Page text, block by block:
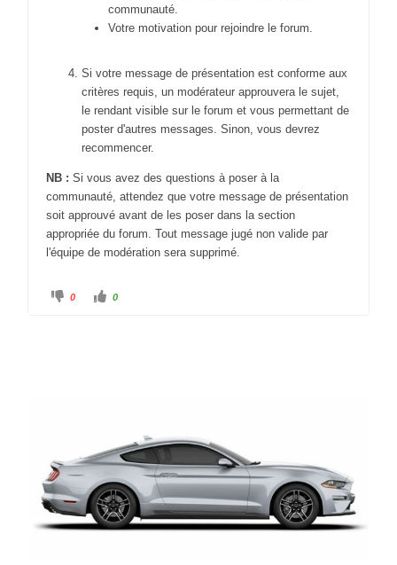
communauté.
Votre motivation pour rejoindre le forum.
Si votre message de présentation est conforme aux
critères requis, un modérateur approuvera le sujet,
le rendant visible sur le forum et vous permettant de
poster d'autres messages. Sinon, vous devrez
recommencer.
NB : Si vous avez des questions à poser à la
communauté, attendez que votre message de présentation
soit approuvé avant de les poser dans la section
appropriée du forum. Tout message jugé non valide par
l'équipe de modération sera supprimé.
0 0